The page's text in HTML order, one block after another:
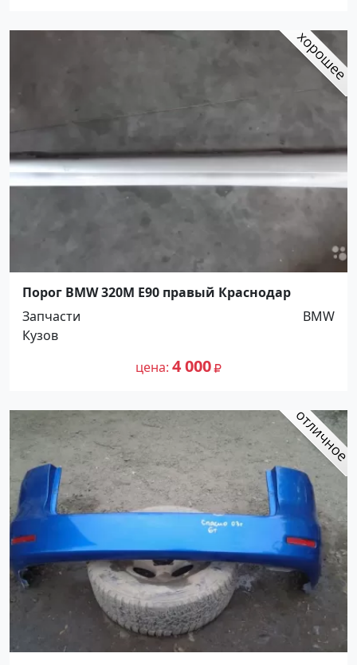
Порог BMW 320М E90 правый Краснодар
Запчасти
BMW
Кузов
цена 4 000